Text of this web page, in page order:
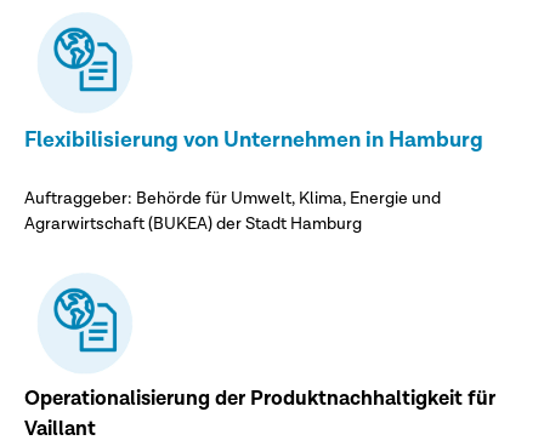
Flexibilisierung von Unternehmen in Hamburg
Auftraggeber: Behörde für Umwelt, Klima, Energie und
Agrarwirtschaft (BUKEA) der Stadt Hamburg
Operationalisierung der Produktnachhaltigkeit für
Vaillant